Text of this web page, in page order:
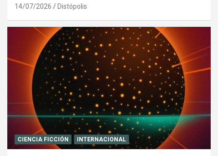
14/07/2026 Distópolis
CIENCIA FICCIÓN INTERNACIONAL